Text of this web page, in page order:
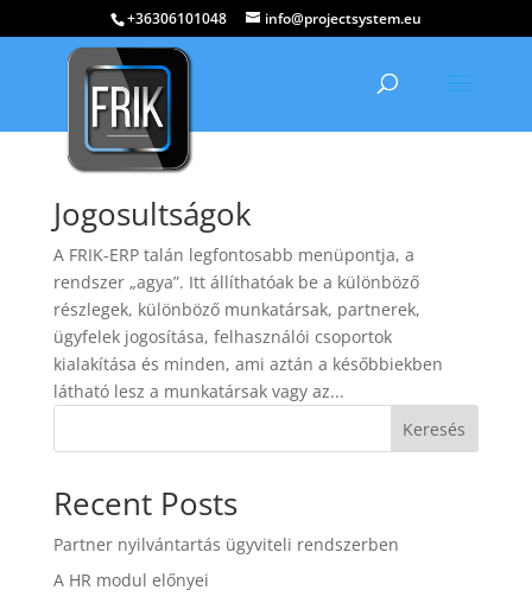
+36306101048 info@projectsystem.eu
Jogosultságok
A FRIK-ERP talán legfontosabb menüpontja, a
rendszer „agya”. Itt állíthatóak be a különböző
részlegek, különböző munkatársak, partnerek,
ügyfelek jogosítása, felhasználói csoportok
kialakítása és minden, ami aztán a későbbiekben
látható lesz a munkatársak vagy az...
Keresés
Recent Posts
Partner nyilvántartás ügyviteli rendszerben
A HR modul előnyei